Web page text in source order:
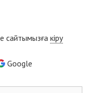
сайтымызға кіру
Google